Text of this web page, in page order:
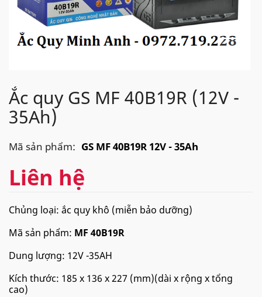
Ắc quy GS MF 40B19R (12V -
35Ah)
Mã sản phẩm: GS MF 40B19R 12V - 35Ah
Liên hệ
Chủng loại: ắc quy khô (miễn bảo dưỡng)
Mã sản phẩm: MF 40B19R
Dung lượng: 12V -35AH
Kích thước: 185 x 136 x 227 (mm)(dài x rộng x tổng
cao)